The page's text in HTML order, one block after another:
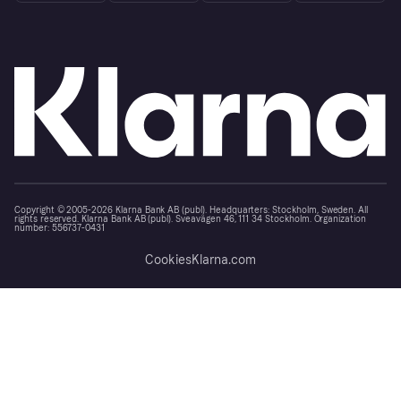
Copyright © 2005-2026 Klarna Bank AB (publ). Headquarters: Stockholm, Sweden. All
rights reserved. Klarna Bank AB (publ). Sveavägen 46, 111 34 Stockholm. Organization
number: 556737-0431
CookiesKlarna.com